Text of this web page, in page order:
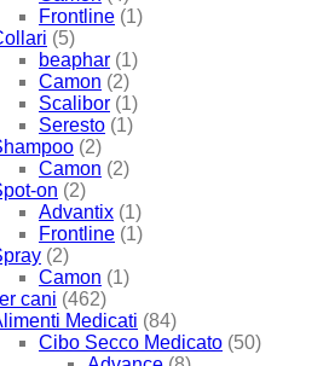
Frontline (1)
(5)
beaphar (1)
Camon (2)
Scalibor (1)
Seresto (1)
(2)
Camon (2)
on (2)
Advantix (1)
Frontline (1)
(2)
Camon (1)
cani (462)
Medicati (84)
Cibo Secco Medicato (50)